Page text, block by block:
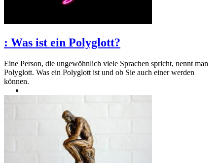
: Was ist ein Polyglott?
Eine Person, die ungewöhnlich viele Sprachen spricht, nennt man
Polyglott. Was ein Polyglott ist und ob Sie auch einer werden
können.